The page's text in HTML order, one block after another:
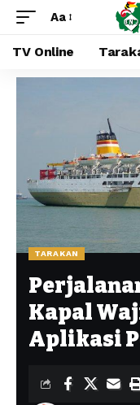
Aa
TV Online
TARAKAN
Kapal
Aplikasi